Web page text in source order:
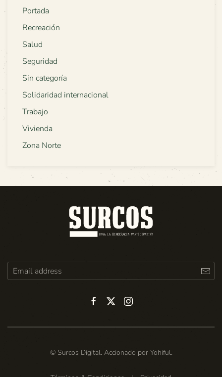
Portada
Recreación
Salud
Seguridad
Sin categoría
Solidaridad internacional
Trabajo
Vivienda
Zona Norte
© Surcos Digital. Accionado por Yohiful.